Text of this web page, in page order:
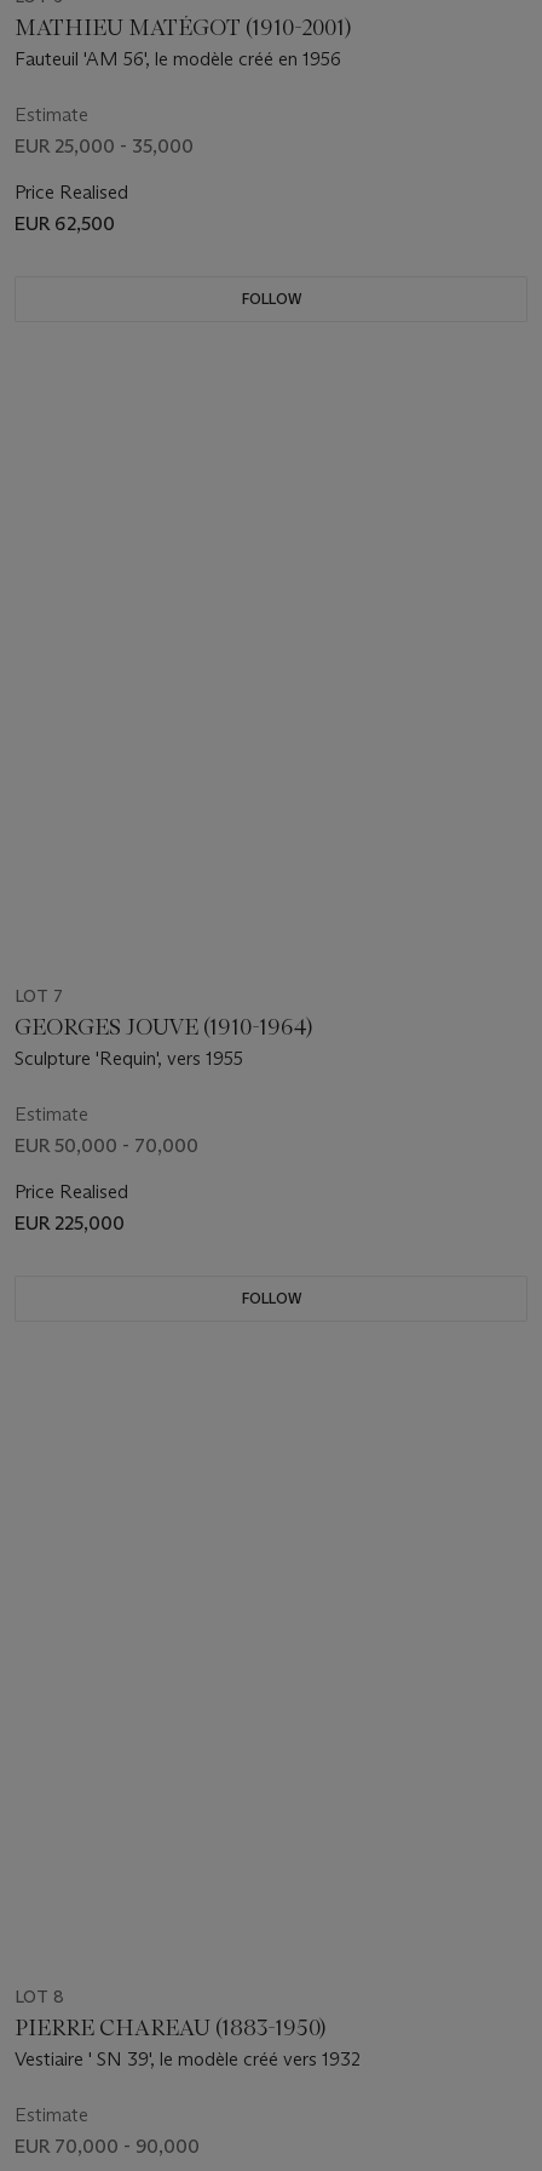
MATHIEU MATÉGOT (1910-2001)
Fauteuil 'AM 56', le modèle créé en 1956
Estimate
EUR 25,000 - 35,000
Price Realised
EUR 62,500
FOLLOW
LOT 7
GEORGES JOUVE (1910-1964)
Sculpture 'Requin', vers 1955
Estimate
EUR 50,000 - 70,000
Price Realised
EUR 225,000
FOLLOW
LOT 8
PIERRE CHAREAU (1883-1950)
Vestiaire ' SN 39', le modèle créé vers 1932
Estimate
EUR 70,000 - 90,000